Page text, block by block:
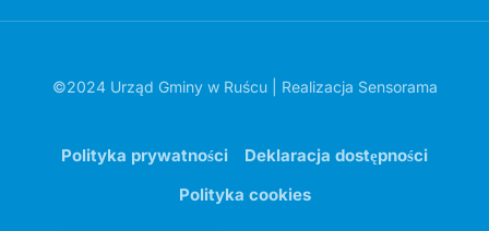
©2024 Urząd Gminy w Ruścu | Realizacja Sensorama
Polityka prywatności
Deklaracja dostępności
Polityka cookies